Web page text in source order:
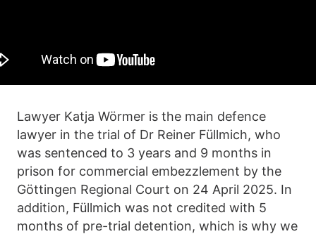
Lawyer Katja Wörmer is the main defence
lawyer in the trial of Dr Reiner Füllmich, who
was sentenced to 3 years and 9 months in
prison for commercial embezzlement by the
Göttingen Regional Court on 24 April 2025. In
addition, Füllmich was not credited with 5
months of pre-trial detention, which is why we